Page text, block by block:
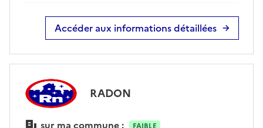
Accéder aux informations détaillées
RADON
sur ma commune :